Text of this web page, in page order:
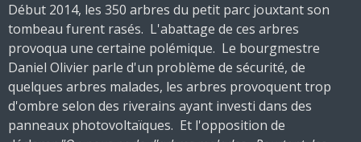
Début 2014, les 350 arbres du petit parc jouxtant son
tombeau furent rasés. L'abattage de ces arbres
provoqua une certaine polémique. Le bourgmestre
Daniel Olivier parle d'un problème de sécurité, de
quelques arbres malades, les arbres provoquent trop
d'ombre selon des riverains ayant investi dans des
panneaux photovoltaïques. Et l'opposition de